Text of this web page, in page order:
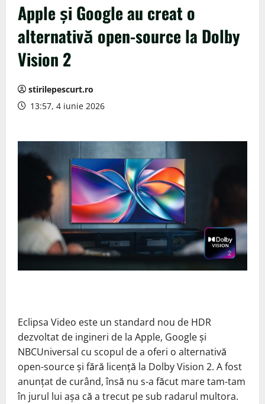
Apple și Google au creat o
alternativă open-source la Dolby
Vision 2
stirilepescurt.ro
13:57, 4 iunie 2026
Eclipsa Video este un standard nou de HDR
dezvoltat de ingineri de la Apple, Google și
NBCUniversal cu scopul de a oferi o alternativă
open-source și fără licență la Dolby Vision 2. A fost
anunțat de curând, însă nu s-a făcut mare tam-tam
în jurul lui așa că a trecut pe sub radarul multora.